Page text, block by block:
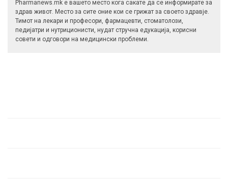
Pharmanews.mk е вашето место кога сакате да се информирате за
здрав живот. Место за сите оние кои се грижат за своето здравје.
Тимот на лекари и професори, фармацевти, стоматолози,
педијатри и нутриционисти, нудат стручна едукација, корисни
совети и одговори на медицински проблеми.